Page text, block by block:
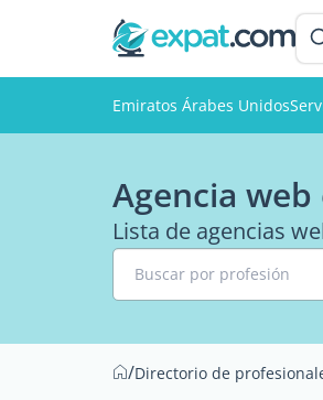
Emiratos Árabes Unidos
Agencia
Lista de agencias
Buscar por profesión
/Directorio de